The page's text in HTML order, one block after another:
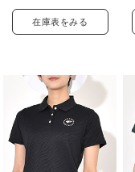
在庫表をみる